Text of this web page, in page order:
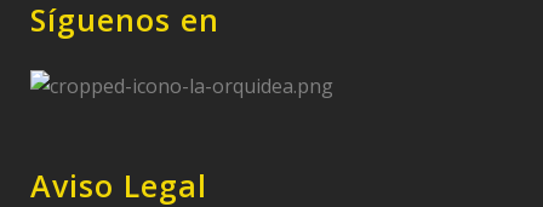
Síguenos en
Aviso Legal